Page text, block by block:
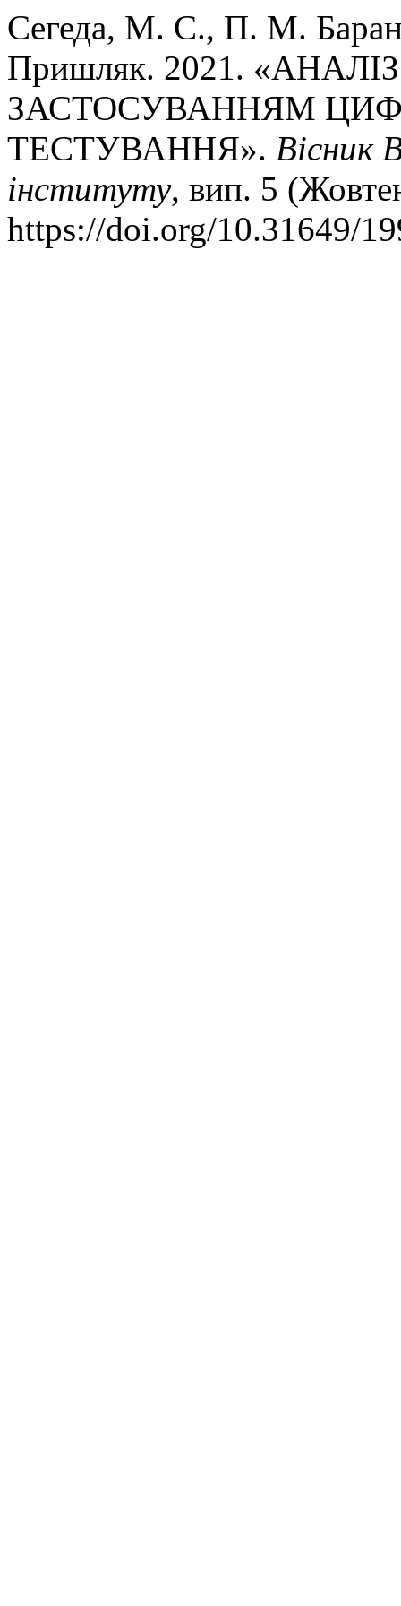
Сегеда, М. С., П. М.
Пришляк. 2021.
ЗАСТОСУВАННЯМ
ТЕСТУВАННЯ». Вісник
інституту, вип. 5
https://doi.org/10.31649/